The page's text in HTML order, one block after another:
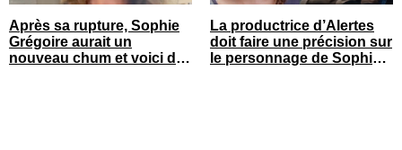
Après sa rupture, Sophie
Grégoire aurait un
nouveau chum et voici de
La productrice d’Alertes
doit faire une précision sur
le personnage de Sophie